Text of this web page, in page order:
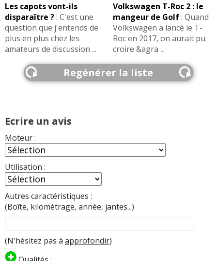
Les capots vont-ils
disparaître ?: C'est une
question que j'entends de
plus en plus chez les
amateurs de discussion ...
Volkswagen T-Roc 2 : le
mangeur de Golf: Quand
Volkswagen a lancé le T-
Roc en 2017, on aurait pu
croire &agra ...
Regénérer la liste
Ecrire un avis
Moteur :
Utilisation :
Autres caractéristiques :
(Boîte, kilométrage, année, jantes...)
(N'hésitez pas à approfondir)